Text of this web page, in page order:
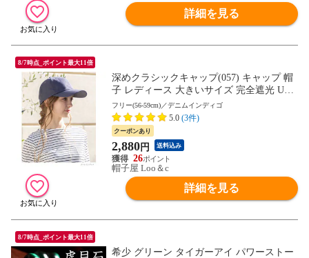
詳細を見る
8/7時点_ポイント最大11倍
深めクラシックキャップ(057) キャップ 帽
子 レディース 大きいサイズ 完全遮光 UV
カット つば広 自転車 日よけ かぶーる日傘
母の日
フリー(56-59cm)／デニムインディゴ
5.0 (3件)
クーポンあり
2,880円 送料込み
26
帽子屋 Loo＆c
詳細を見る
8/7時点_ポイント最大11倍
希少 グリーン タイガーアイ パワーストー